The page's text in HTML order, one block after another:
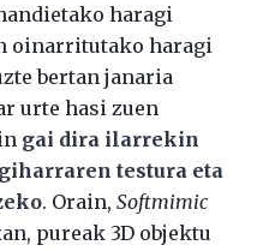
haragi
oinarritutako haragi
bertan janaria
urte hasi zuen
gai dira ilarrekin
testura eta
. Orain, Softmimic
pureak 3D objektu